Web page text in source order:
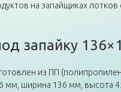
на запайщиках лотков
запайку
из ПП
мм, ширина 136 мм, высота